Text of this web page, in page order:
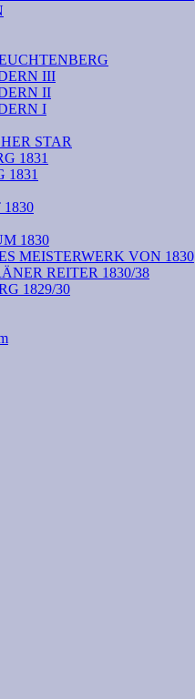
III
II
I
STAR
1831
1831
1830
MEISTERWERK VON 1830
REITER 1830/38
1829/30